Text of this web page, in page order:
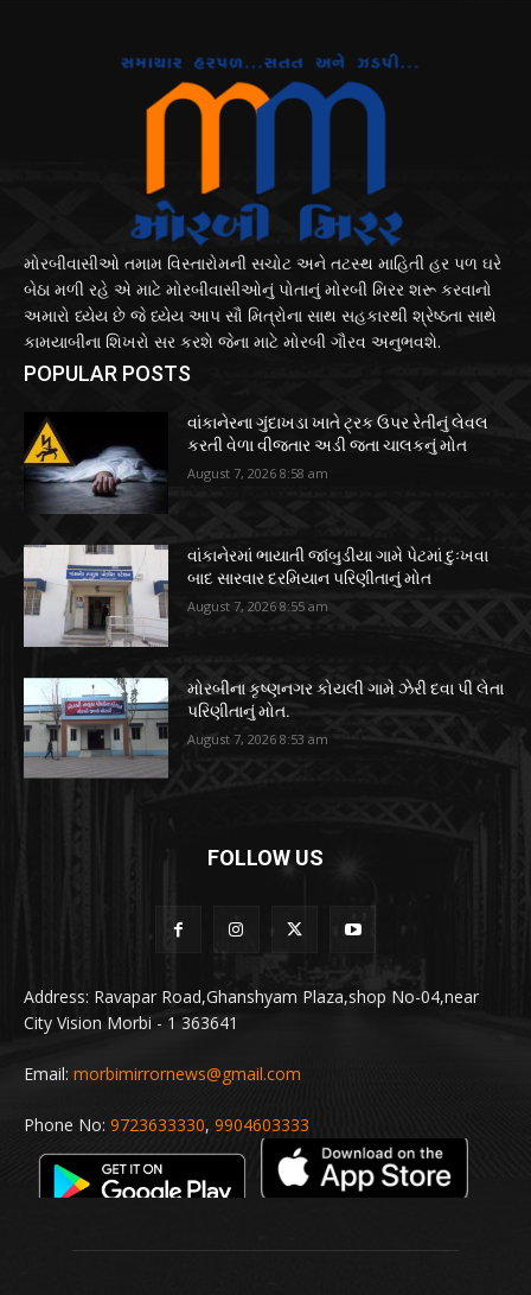
મોરબીવાસીઓ તમામ વિસ્તારોમની સચોટ અને તટસ્થ માહિતી હર પળ ઘરે
બેઠા મળી રહે એ માટે મોરબીવાસીઓનું પોતાનું મોરબી મિરર શરૂ કરવાનો
અમારો ધ્યેય છે જે ધ્યેય આપ સૌ મિત્રોના સાથ સહકારથી શ્રેષ્ઠતા સાથે
કામયાબીના શિખરો સર કરશે જેના માટે મોરબી ગૌરવ અનુભવશે.
POPULAR POSTS
વાંકાનેરના ગુંદાખડા ખાતે ટ્રક ઉપર રેતીનું લેવલ
કરતી વેળા વીજતાર અડી જતા ચાલકનું મોત
August 7, 2026 8:58 am
વાંકાનેરમાં ભાયાતી જાંબુડીયા ગામે પેટમાં દુઃખવા
બાદ સારવાર દરમિયાન પરિણીતાનું મોત
August 7, 2026 8:55 am
મોરબીના કૃષ્ણનગર કોયલી ગામે ઝેરી દવા પી લેતા
પરિણીતાનું મોત.
August 7, 2026 8:53 am
FOLLOW US
Address: Ravapar Road,Ghanshyam Plaza,shop No-04,near
City Vision Morbi - 1 363641
Email: morbimirrornews@gmail.com
Phone No: 9723633330, 9904603333